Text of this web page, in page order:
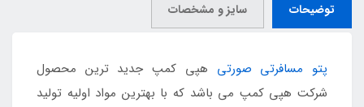
توضیحات سایز و مشخصات
پتو مسافرتی صورتی هپی کمپ جدید ترین محصول
شرکت هپی کمپ می باشد که با بهترین مواد اولیه تولید